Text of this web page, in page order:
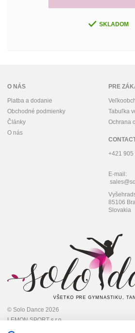
SKLADOM
O NÁS
Platba a dodanie
Obchodné podmienky
Články
O nás
PRE
Tabuľka
Ochrana
+421 905
E-mail:
85106
Slovakia
VŠETKO PRE GYMNASTIKU,
© Solo Dance 2026
LEMON SPORT s.r.o
IČO: 45 348 545,